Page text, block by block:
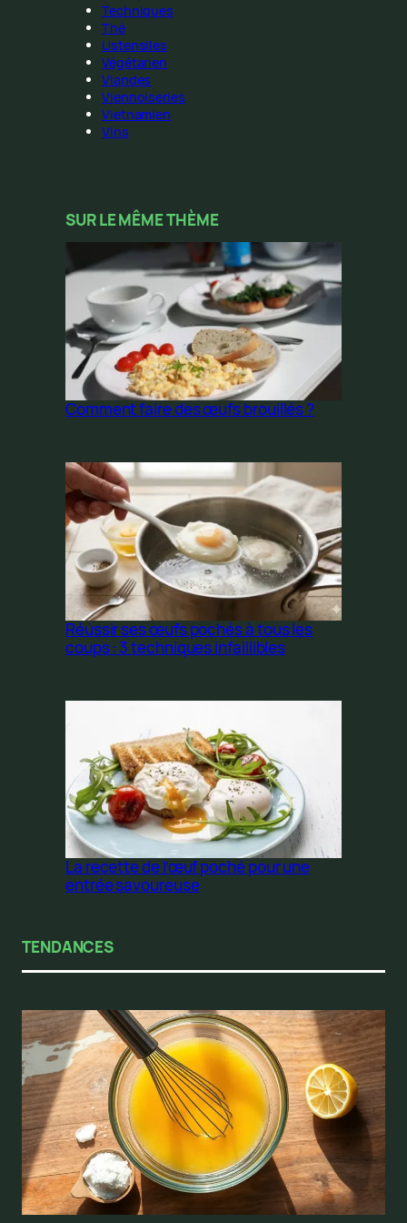
Techniques
Thé
Ustensiles
Végétarien
Viandes
Viennoiseries
Vietnamien
Vins
SUR LE MÊME THÈME
Comment faire des œufs brouillés ?
Réussir ses œufs pochés à tous les
coups : 3 techniques infaillibles
La recette de l’œuf poché pour une
entrée savoureuse
TENDANCES